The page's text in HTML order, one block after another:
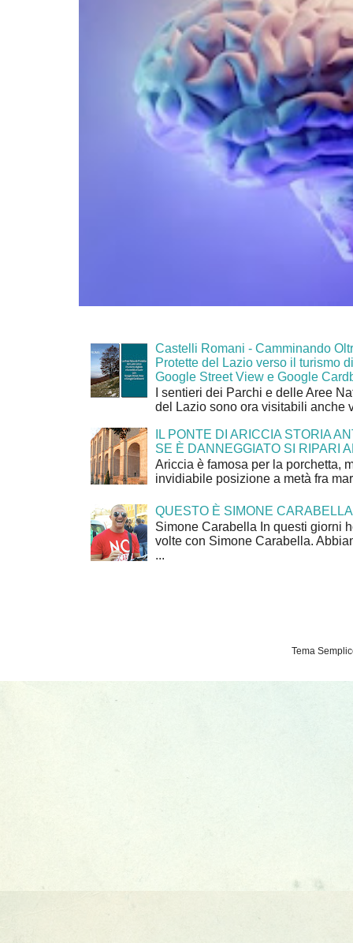
Castelli Romani - Camminando
Protette del Lazio verso il turismo
Google Street View e Google
I sentieri dei Parchi e delle Aree
del Lazio sono ora visitabili anche
IL PONTE DI ARICCIA STORIA
SE È DANNEGGIATO SI RIPARI
Ariccia è famosa per la porchetta,
invidiabile posizione a metà fra
QUESTO È SIMONE CARABELLA
Simone Carabella In questi giorni
volte con Simone Carabella.
...
Tema